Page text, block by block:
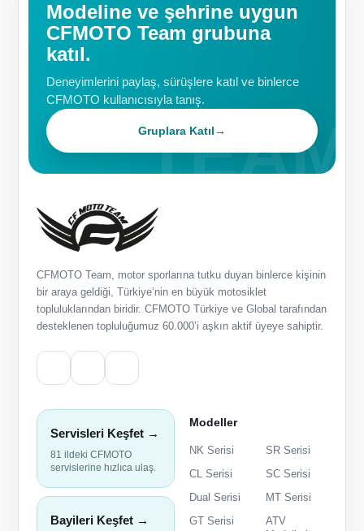
Modeline ve şehrine uygun
CFMOTO Team grubuna
katıl.
Deneyimlerini paylaş, sürüşlere katıl ve binlerce
CFMOTO kullanıcısıyla tanış.
Gruplara Katıl→
CFMOTO Team, motor sporlarına tutku duyan binlerce kişinin
bir araya geldiği, Türkiye’nin en büyük motosiklet
topluluklarından biridir. CFMOTO Türkiye ve Global tarafından
desteklenen topluluğumuz 60.000’i aşkın aktif üyeye sahiptir.
Servisleri Keşfet →
81 ildeki CFMOTO
servislerine hızlıca ulaş.
Bayileri Keşfet →
Modeller
NK Serisi
SR Serisi
CL Serisi
SC Serisi
Dual Serisi
MT Serisi
GT Serisi
ATV